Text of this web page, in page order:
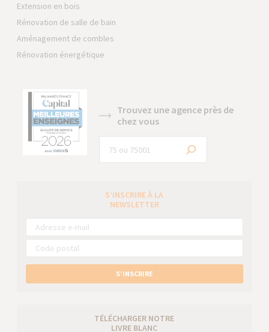
Extension en bois
Rénovation de salle de bain
Aménagement de combles
Rénovation énergétique
Trouvez une agence près de
chez vous
S’INSCRIRE À LA
NEWSLETTER
S’INSCRIRE
TÉLÉCHARGER NOTRE
LIVRE BLANC